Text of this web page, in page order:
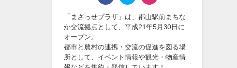
「まざっせプラザ」は、郡山駅前まちな
か交流拠点として、平成21年5月30日に
オープン。
都市と農村の連携・交流の促進を図る場
所として、イベント情報や観光・物産情